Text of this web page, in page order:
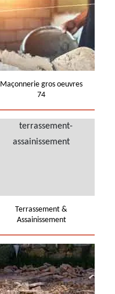
Maçonnerie gros oeuvres
74
Terrassement &
Assainissement